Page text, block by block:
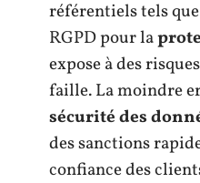
référentiels tels
RGPD pour la
expose à des
faille. La moindre
sécurité des
des sanctions
confiance des